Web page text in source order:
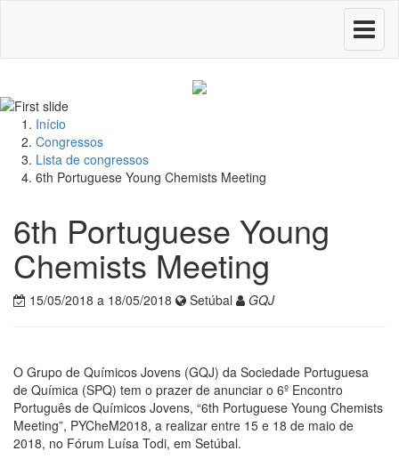
Toggle
Início
Congressos
Lista de congressos
6th Portuguese Young Chemists Meeting
6th Portuguese Young
Chemists Meeting
15/05/2018 a 18/05/2018 Setúbal GQJ
O Grupo de Químicos Jovens (GQJ) da Sociedade Portuguesa
de Química (SPQ) tem o prazer de anunciar o 6º Encontro
Português de Químicos Jovens, “6th Portuguese Young Chemists
Meeting”, PYCheM2018, a realizar entre 15 e 18 de maio de
2018, no Fórum Luísa Todi, em Setúbal.